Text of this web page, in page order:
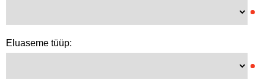
Eluaseme tüüp: